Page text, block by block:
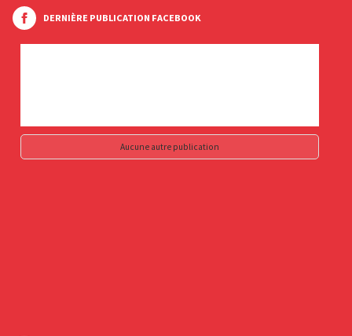
DERNIÈRE PUBLICATION FACEBOOK
Aucune autre publication